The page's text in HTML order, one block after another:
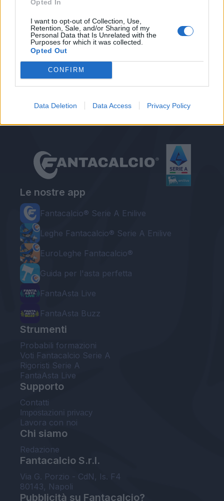
Opted In
I want to opt-out of Collection, Use,
Retention, Sale, and/or Sharing of my
Personal Data that Is Unrelated with the
Purposes for which it was collected.
Opted Out
CONFIRM
Data Deletion Data Access Privacy Policy
Autore
Redazione Fantacalcio.it
Le nostre app
Fantacalcio® Serie A Enilive
Leghe Fantacalcio® Serie A Enilive
EuroLeghe Fantacalcio®
Guida per l'asta perfetta
FantaAsta Live
FantaAsta Buzz
Strumenti
Probabili formazioni
Voti Fantacalcio Serie A
Rigoristi Serie A
FantaAsta Live
Supporto
Contatti
Impostazioni privacy
Lavora con noi
Chi siamo
Redazione
Fantacalcio S.r.l.
Via G. Porzio - CdN, Is. F4
80143, Napoli
Pubblicità su Fantacalcio?